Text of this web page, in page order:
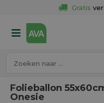
Gratis
Folieballon
Onesie